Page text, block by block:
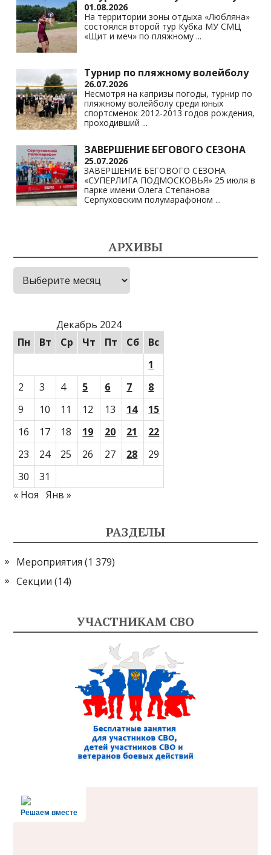
01.08.2026
На территории зоны отдыха «Любляна»
состоялся второй тур Кубка МУ СМЦ
«Щит и меч» по пляжному ...
Турнир по пляжному волейболу
26.07.2026
Несмотря на капризы погоды, турнир по
пляжному волейболу среди юных
спортсменок 2012-2013 годов рождения,
проходивший ...
ЗАВЕРШЕНИЕ БЕГОВОГО СЕЗОНА
25.07.2026
ЗАВЕРШЕНИЕ БЕГОВОГО СЕЗОНА
«СУПЕРЛИГА ПОДМОСКОВЬЯ» 25 июля в
парке имени Олега Степанова
Серпуховским полумарафоном ...
АРХИВЫ
Архивы
Декабрь 2024
Пн
Вт Ср Чт Пт Сб
Вс
1
2
3 4 5 6 7
8
9
10 11 12 13 14
15
16
17 18 19 20 21
22
23
24 25 26 27 28
29
30
31
« Ноя
Янв »
РАЗДЕЛЫ
Мероприятия (1 379)
Секции (14)
УЧАСТНИКАМ СВО
Решаем вместе